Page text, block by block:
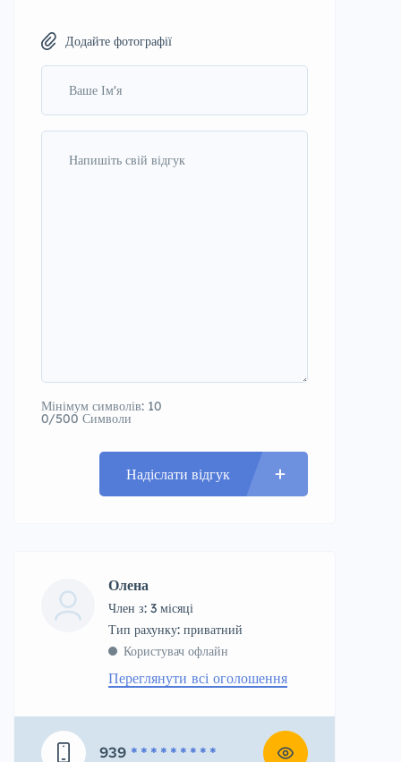
Додайте фотографії
Мінімум символів: 10
0/500 Символи
Надіслати відгук
Олена
Член з: 3 місяці
тип рахунку: приватний
Користувач офлайн
Переглянути всі оголошення
939 * * * * * * * * *